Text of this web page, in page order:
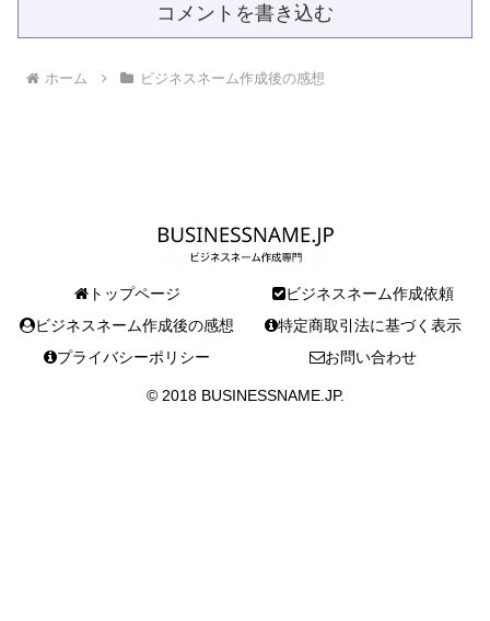
コメントを書き込む
ホーム ビジネスネーム作成後の感想
トップページ
ビジネスネーム作成依頼
ビジネスネーム作成後の感想
特定商取引法に基づく表示
プライバシーポリシー
お問い合わせ
© 2018 BUSINESSNAME.JP.